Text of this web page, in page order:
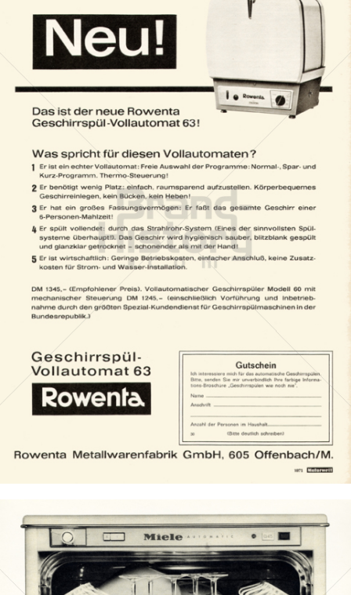
Rowenta
Groupe SEB Deutschland GmbH (Krups - Moulinex - Rowenta
- Tefal)
1962
Bild-ID: 8419